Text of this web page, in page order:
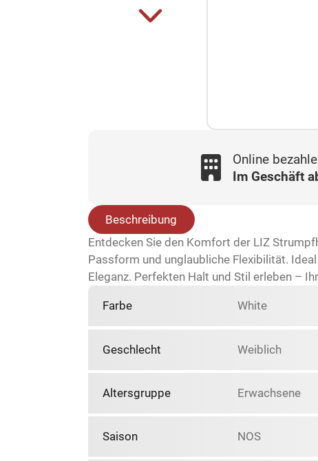
Online
Im Geschäft
Beschreibung
Entdecken Sie den Komfort der LIZ
Passform und unglaubliche Flexibilität.
Eleganz. Perfekten Halt und Stil erleben –
Farbe White
Geschlecht Weiblich
Altersgruppe Erwachsene
Saison NOS